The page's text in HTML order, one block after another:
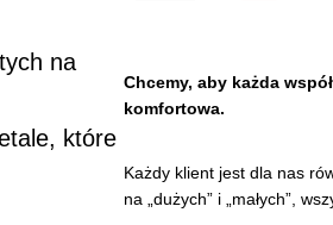
na
które
Chcemy, aby każda
komfortowa.
Każdy klient jest dla nas
na „dużych” i „małych”,